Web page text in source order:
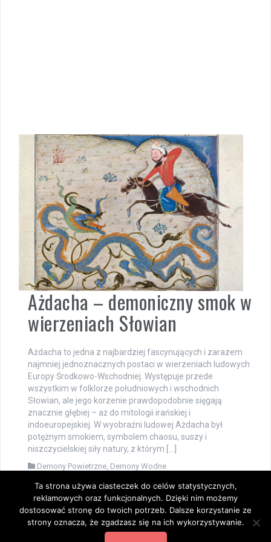
Ażdacha – demoniczny smok w
wierzeniach Słowian
Ażdacha to jedna z najbardziej fascynujących i zarazem
najmniej jednoznacznych postaci w wierzeniach ludowych
Europy Środkowo-Wschodniej. Występuje przede
wszystkim w folklorze południowych i wschodnich
Słowian, ale jego korzenie prawdopodobnie sięgają
znacznie głębiej – aż do mitologii irańskiej i
indoeuropejskiej. W wyobraźni ludowej Ażdacha był
potężnym smokiem, symbolem chaosu, suszy i
niszczycielskiej siły natury, z którym […]
Demony Powietrzne, Demony Wodne
Dumnie wspierane przez WordPressa |Szablon:FlyMagby
Themeisle.
Ta strona używa ciasteczek do celów statystycznych,
reklamowych oraz funkcjonalnych. Dzięki nim możemy
dostosować stronę do twoich potrzeb. Dalsze korzystanie ze
strony oznacza, że zgadzasz się na ich wykorzystywanie.